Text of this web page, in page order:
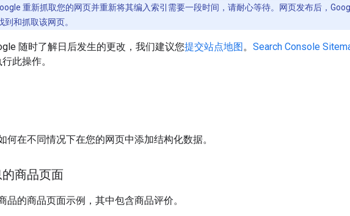
重新抓取您的网页并重新将其编入索引需要一段时间，请耐心等待。网页发布后，
到和抓取该网页。
随时了解日后发生的更改，我们建议您提交站点地图。 Search Console
此操作。
何在不同情况下在您的网页中添加结构化数据。
商品页面
品的商品页面示例，其中包含商品评价。